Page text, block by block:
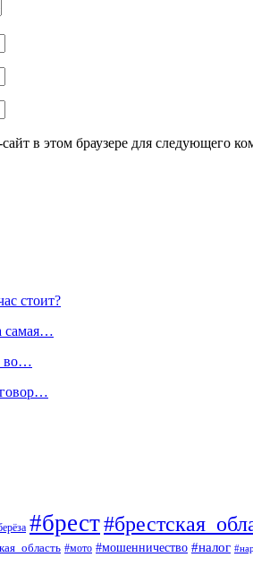
в этом браузере для следующего
стоит?
самая…
во…
#брест
#мото #мошенничество #налог